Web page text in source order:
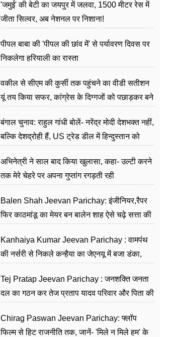
'जमुई' की बेटी का जयपुर में जलवा, 1500 मीटर रेस में
जीता सिल्वर, अब नेशनल पर निशाना!
पीपल बाबा की 'पीपल की छांव में' से पर्यावरण दिवस पर
निकलेगा हरियाली का रास्ता
वकील से सीएम की कुर्सी तक पहुंचने का वीडी सतीशन
यूं तय किया सफर, कांग्रेस के दिग्गजों को पछाड़कर बने
बंगाल चुनाव: राहुल गांधी बोलें- नरेंद्र मोदी देशभक्त नहीं,
बल्कि देशद्रोही हैं, US ट्रेड डील में हिन्दुस्तान को
अभिनेत्री ने साल बाद किया खुलासा, कहा- उल्टी करने
तक मेरे चेहरे पर अपना गुप्तांग रगड़ती रही
Balen Shah Jeevan Parichay: इंजीनियर,रैपर
फिर काठमांडू का मेयर बन बालेन शाह ऐसे चढ़े सत्ता की
Kanhaiya Kumar Jeevan Parichay : वामपंथ
की नर्सरी से निकले कन्हैया का जेएनयू में बजा डंका,
Tej Pratap Jeevan Parichay : जनशक्ति जनता
दल का गठन कर तेज प्रताप यादव परिवार और पिता की
Chirag Paswan Jeevan Parichay: फ्लॉप
फिल्म से हिट राजनीति तक, जानें- 'मिले न मिले हम' के